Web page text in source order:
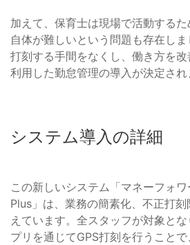
加えて、保育士は現場で活動する
自体が難しいという問題も存在し
打刻する手間をなくし、働き方を
利用した勤怠管理の導入が決定され
システム導入の詳細
この新しいシステム「マネーフォ
Plus」は、業務の簡素化、不正打
えています。全スタッフが対象と
プリを通じてGPS打刻を行うこと